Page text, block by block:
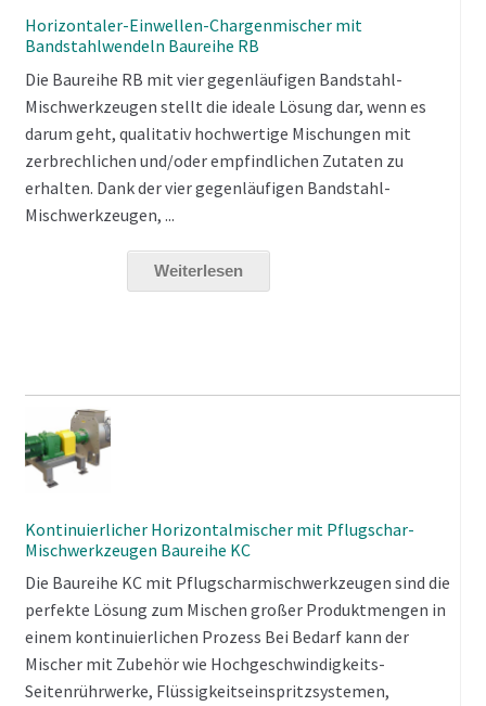
Horizontaler-Einwellen-Chargenmischer mit
Bandstahlwendeln Baureihe RB
Die Baureihe RB mit vier gegenläufigen Bandstahl-
Mischwerkzeugen stellt die ideale Lösung dar, wenn es
darum geht, qualitativ hochwertige Mischungen mit
zerbrechlichen und/oder empfindlichen Zutaten zu
erhalten. Dank der vier gegenläufigen Bandstahl-
Mischwerkzeugen, ...
Weiterlesen
Kontinuierlicher Horizontalmischer mit Pflugschar-
Mischwerkzeugen Baureihe KC
Die Baureihe KC mit Pflugscharmischwerkzeugen sind die
perfekte Lösung zum Mischen großer Produktmengen in
einem kontinuierlichen Prozess Bei Bedarf kann der
Mischer mit Zubehör wie Hochgeschwindigkeits-
Seitenrührwerke, Flüssigkeitseinspritzsystemen,